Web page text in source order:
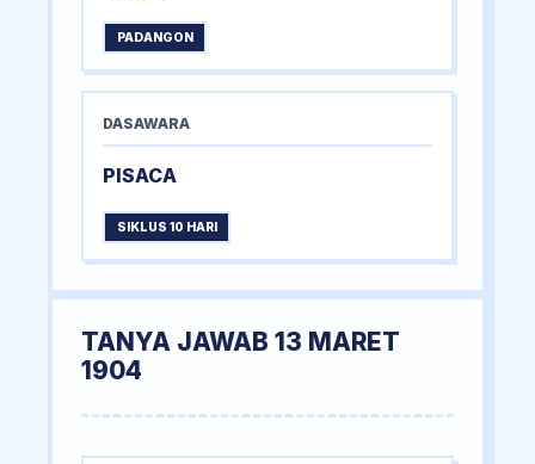
PADANGON
DASAWARA
PISACA
SIKLUS 10 HARI
TANYA JAWAB 13 MARET
1904